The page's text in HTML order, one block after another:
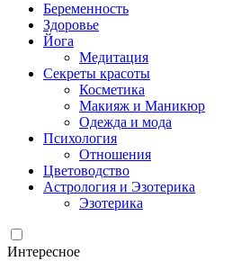
Беременность
Здоровье
Йога
Медитация
Секреты красоты
Косметика
Макияж и Маникюр
Одежда и мода
Психология
Отношения
Цветоводство
Астрология и Эзотерика
Эзотерика
Интересное